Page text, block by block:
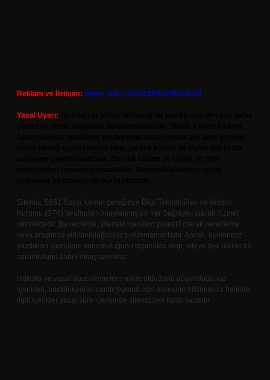
Reklam ve İletişim: Skype: live:.cid.575569c608265c69
Yasal Uyarı:
Sitemiz, 5651 Sayılı Kanun gereğince Bilgi Teknolojileri ve İletişim
Kurumu (BTK) tarafından onaylanmış bir Yer Sağlayıcı olarak hizmet
vermektedir. Bu nedenle, sitedeki içerikleri proaktif olarak denetleme
veya araştırma yükümlülüğümüz bulunmamaktadır. Ancak, üyelerimiz
yazdıkları içeriklerin sorumluluğunu taşımakta olup, siteye üye olarak bu
sorumluluğu kabul etmiş sayılırlar.
Hukuka ve yasal düzenlemelere aykırı olduğunu düşündüğünüz
içerikleri, backlinkpanelicomtr@gmail.com adresine bildirmeniz halinde,
ilgili içerikler yasal süre içerisinde sitemizden kaldırılacaktır.